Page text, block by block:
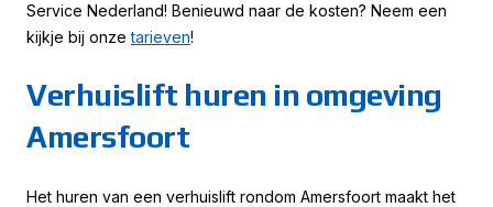
Service Nederland! Benieuwd naar de kosten? Neem een
kijkje bij onzetarieven!
Verhuislift huren in omgeving
Amersfoort
Het huren van een verhuislift rondom Amersfoort maakt het